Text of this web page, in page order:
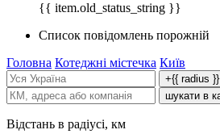
{{ item.old_status_string }}
Список повідомлень порожній
Головна Котеджні містечка Київ
+{{ radius
шукати в
Відстань в радіусі, км